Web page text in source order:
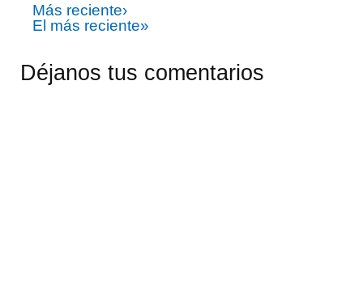
Más reciente›
El más reciente»
Déjanos tus comentarios